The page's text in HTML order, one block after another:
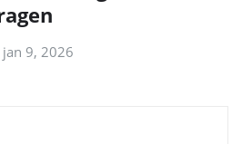
jan 9, 2026